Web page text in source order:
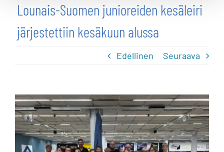
Lounais-Suomen junioreiden kesäleiri
järjestettiin kesäkuun alussa
Edellinen Seuraava
Katso
kuvaa
isompana